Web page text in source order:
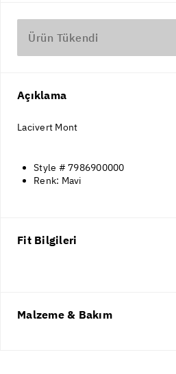
Ürün Tükendi
Açıklama
Lacivert Mont
Style # 7986900000
Renk: Mavi
Fit Bilgileri
Malzeme & Bakım